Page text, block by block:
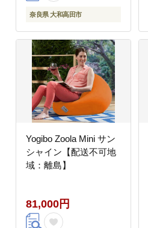
奈良県 大和高田市
Yogibo Zoola Mini サン
シャイン【配送不可地
域：離島】
81,000円